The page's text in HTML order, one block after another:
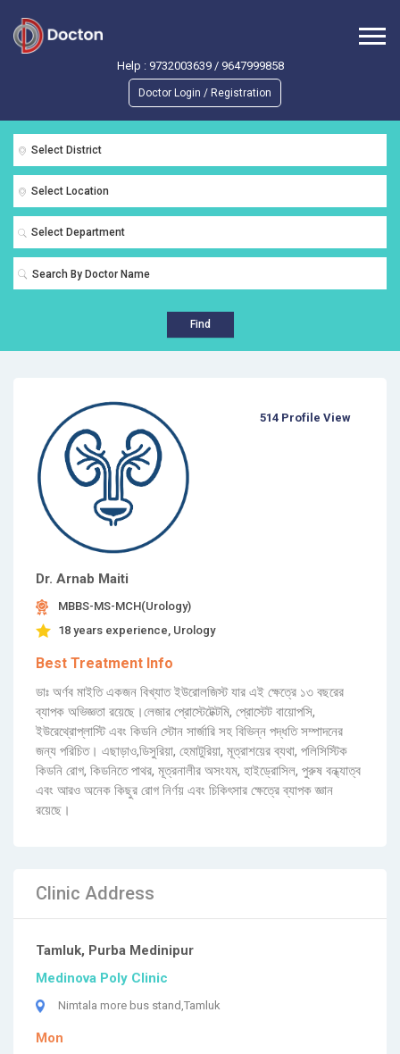
Help : 9732003639/ 9647999858
Doctor Login / Registration
Select District
Select Location
Select Department
Find
Dr. Arnab Maiti
MBBS-MS-MCH(Urology)
18 years experience, Urology
Best Treatment Info
ডাঃ অর্ণব মাইতি একজন বিখ্যাত ইউরোলজিস্ট যার এই ক্ষেত্রে ১৩ বছরের
ব্যাপক অভিজ্ঞতা রয়েছে।লেজার প্রোস্টেটেক্টমি, প্রোস্টেট বায়োপসি,
ইউরেথ্রোপ্লাস্টি এবং কিডনি স্টোন সার্জারি সহ বিভিন্ন পদ্ধতি সম্পাদনের
জন্য পরিচিত। এছাড়াও,ডিসুরিয়া, হেমাটুরিয়া, মূত্রাশয়ের ব্যথা, পলিসিস্টিক
কিডনি রোগ, কিডনিতে পাথর, মূত্রনালীর অসংযম, হাইড্রোসিল, পুরুষ বন্ধ্যাত্ব
এবং আরও অনেক কিছুর রোগ নির্ণয় এবং চিকিৎসার ক্ষেত্রে ব্যাপক জ্ঞান
রয়েছে।
514 Profile View
Clinic Address
Tamluk, Purba Medinipur
Medinova Poly Clinic
Nimtala more bus stand,Tamluk
Mon